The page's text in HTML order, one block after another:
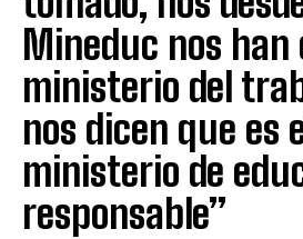
Mineduc nos han
ministerio del
nos dicen que es
ministerio de
responsable”